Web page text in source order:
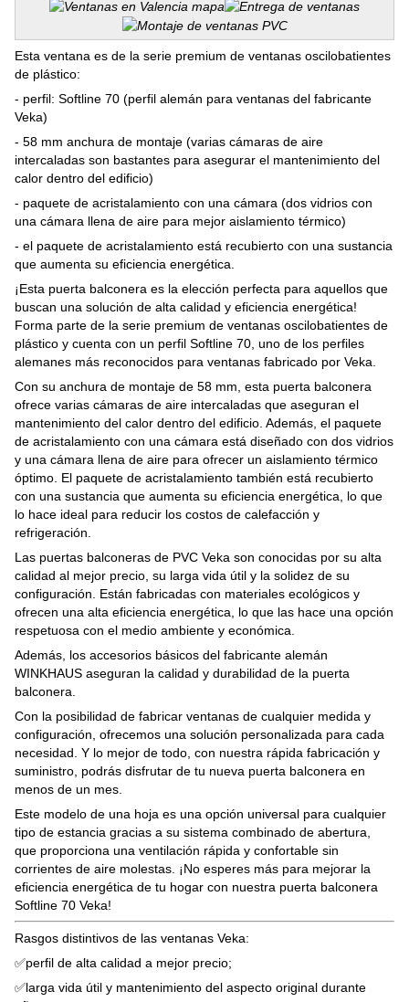
Esta ventana es de la serie premium de ventanas oscilobatientes
de plástico:
- perfil: Softline 70 (perfil alemán para ventanas del fabricante
Veka)
- 58 mm anchura de montaje (varias cámaras de aire
intercaladas son bastantes para asegurar el mantenimiento del
calor dentro del edificio)
- paquete de acristalamiento con una cámara (dos vidrios con
una cámara llena de aire para mejor aislamiento térmico)
- el paquete de acristalamiento está recubierto con una sustancia
que aumenta su eficiencia energética.
¡Esta puerta balconera es la elección perfecta para aquellos que
buscan una solución de alta calidad y eficiencia energética!
Forma parte de la serie premium de ventanas oscilobatientes de
plástico y cuenta con un perfil Softline 70, uno de los perfiles
alemanes más reconocidos para ventanas fabricado por Veka.
Con su anchura de montaje de 58 mm, esta puerta balconera
ofrece varias cámaras de aire intercaladas que aseguran el
mantenimiento del calor dentro del edificio. Además, el paquete
de acristalamiento con una cámara está diseñado con dos vidrios
y una cámara llena de aire para ofrecer un aislamiento térmico
óptimo. El paquete de acristalamiento también está recubierto
con una sustancia que aumenta su eficiencia energética, lo que
lo hace ideal para reducir los costos de calefacción y
refrigeración.
Las puertas balconeras de PVC Veka son conocidas por su alta
calidad al mejor precio, su larga vida útil y la solidez de su
configuración. Están fabricadas con materiales ecológicos y
ofrecen una alta eficiencia energética, lo que las hace una opción
respetuosa con el medio ambiente y económica.
Además, los accesorios básicos del fabricante alemán
WINKHAUS aseguran la calidad y durabilidad de la puerta
balconera.
Con la posibilidad de fabricar ventanas de cualquier medida y
configuración, ofrecemos una solución personalizada para cada
necesidad. Y lo mejor de todo, con nuestra rápida fabricación y
suministro, podrás disfrutar de tu nueva puerta balconera en
menos de un mes.
Este modelo de una hoja es una opción universal para cualquier
tipo de estancia gracias a su sistema combinado de abertura,
que proporciona una ventilación rápida y confortable sin
corrientes de aire molestas. ¡No esperes más para mejorar la
eficiencia energética de tu hogar con nuestra puerta balconera
Softline 70 Veka!
Rasgos distintivos de las ventanas Veka:
✅perfil de alta calidad a mejor precio;
✅larga vida útil y mantenimiento del aspecto original durante